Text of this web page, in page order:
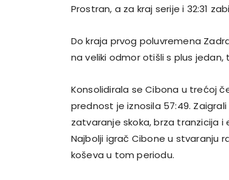
Prostran, a za kraj serije i 32:31
Do kraja prvog poluvremena
na veliki odmor otišli s plus jedan,
Konsolidirala se Cibona u trećoj
prednost je iznosila 57:49.
zatvaranje skoka, brza tranzicija
Najbolji igrač Cibone u stvaranju
koševa u tom periodu.